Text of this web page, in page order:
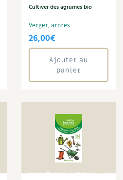
Cultiver des agrumes bio
Verger, arbres
26,00€
Ajouter au
panier